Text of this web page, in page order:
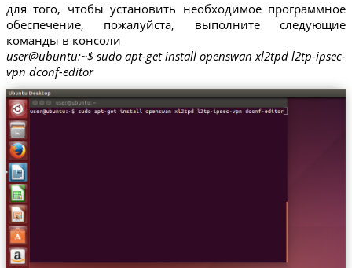
для того, чтобы установить необходимое программное
обеспечение, пожалуйста, выполните следующие
команды в консоли
user@ubuntu:~$ sudo apt-get install openswan xl2tpd l2tp-ipsec-
vpn dconf-editor